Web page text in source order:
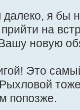
я бы
на
новую
Это
попозже.